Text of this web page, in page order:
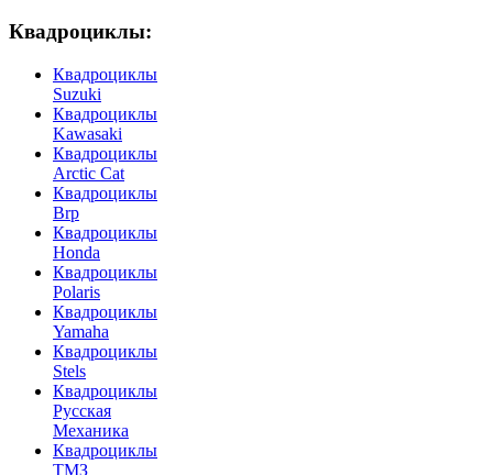
Квадроциклы:
Квадроциклы
Suzuki
Квадроциклы
Kawasaki
Квадроциклы
Arctic Cat
Квадроциклы
Brp
Квадроциклы
Honda
Квадроциклы
Polaris
Квадроциклы
Yamaha
Квадроциклы
Stels
Квадроциклы
Русская
Механика
Квадроциклы
ТМЗ